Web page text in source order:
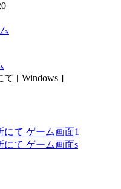
[ Windows ]